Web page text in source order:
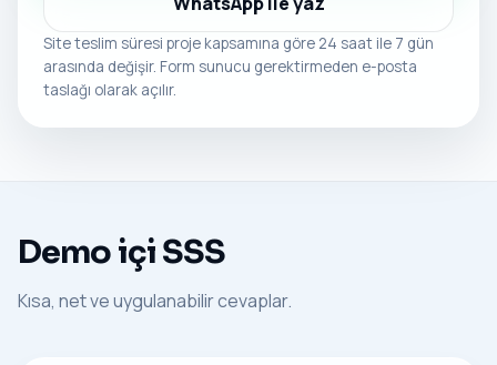
Site teslim süresi proje kapsamına göre 24 saat ile 7 gün
arasında değişir. Form sunucu gerektirmeden e-posta
taslağı olarak açılır.
Demo içi SSS
Kısa, net ve uygulanabilir cevaplar.